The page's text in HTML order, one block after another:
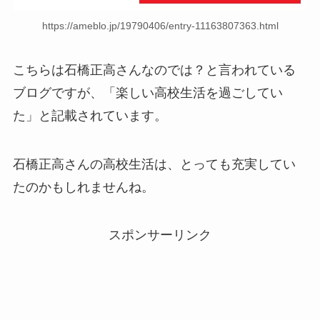
https://ameblo.jp/19790406/entry-11163807363.html
こちらは石橋正高さんなのでは？と言われている
ブログですが、「楽しい高校生活を過ごしてい
た」と記載されています。
石橋正高さんの高校生活は、とっても充実してい
たのかもしれませんね。
スポンサーリンク